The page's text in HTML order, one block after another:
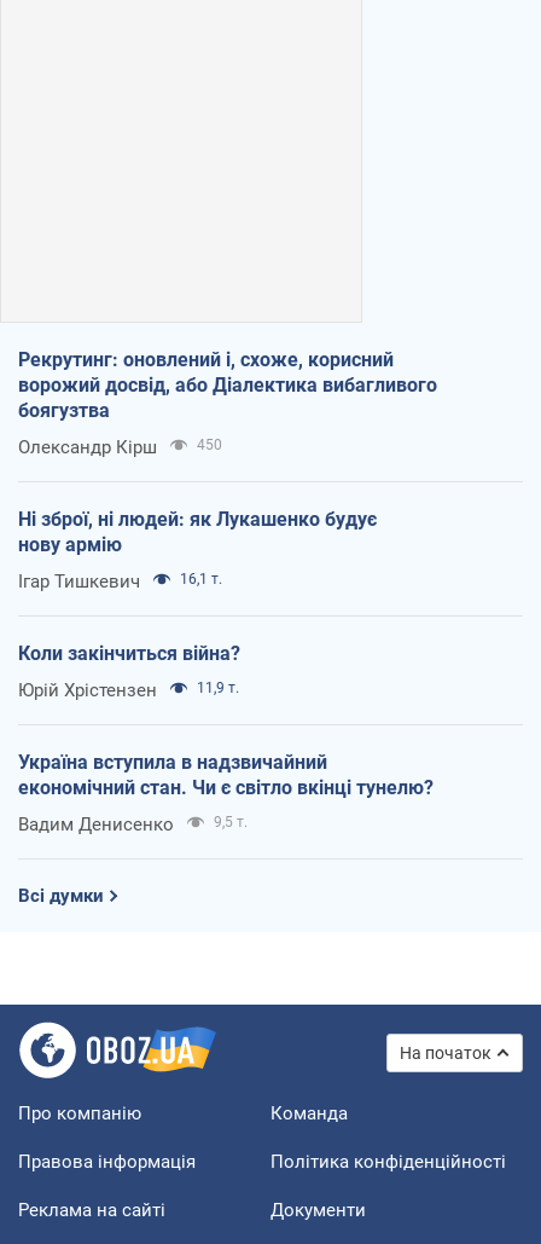
Рекрутинг: оновлений і, схоже, корисний
ворожий досвід, або Діалектика вибагливого
боягузтва
Олександр Кірш 450
Ні зброї, ні людей: як Лукашенко будує
нову армію
Ігар Тишкевич 16,1 т.
Коли закінчиться війна?
Юрій Хрістензен 11,9 т.
Україна вступила в надзвичайний
економічний стан. Чи є світло вкінці тунелю?
Вадим Денисенко 9,5 т.
Всі думки
На початок
Про компанію Команда
Правова інформація Політика конфіденційності
Реклама на сайті Документи